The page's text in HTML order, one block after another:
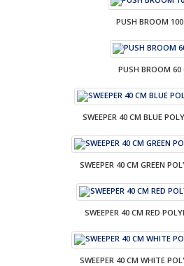
PUSH BROOM
PUSH BROOM 60
SWEEPER 40 CM BLUE
SWEEPER 40 CM GREEN
SWEEPER 40 CM RED
SWEEPER 40 CM WHITE